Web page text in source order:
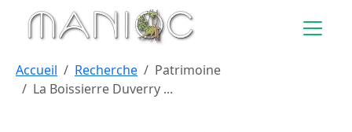
Aller au contenu principal
Accueil Recherche
Patrimoine
La Boissierre Duverry ...